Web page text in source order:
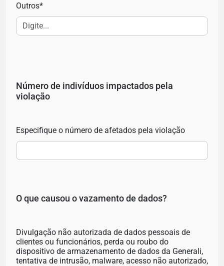
Outros*
Número de indivíduos impactados pela
violação
Especifique o número de afetados pela violação
O que causou o vazamento de dados?
Divulgação não autorizada de dados pessoais de
clientes ou funcionários, perda ou roubo do
dispositivo de armazenamento de dados da Generali,
tentativa de intrusão, malware, acesso não autorizado,